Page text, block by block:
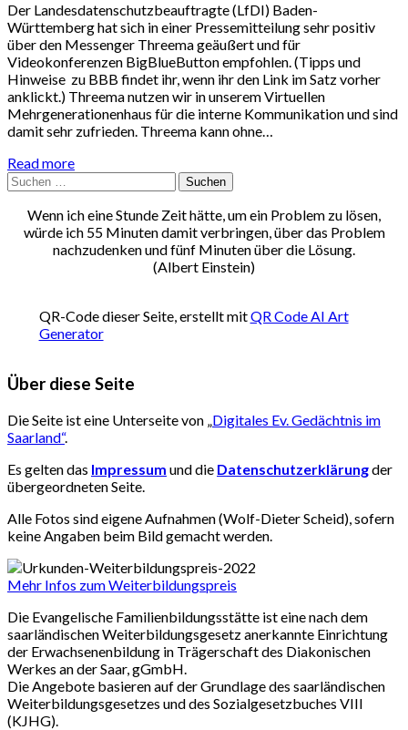
Der Landesdatenschutzbeauftragte (LfDI) Baden-
Württemberg hat sich in einer Pressemitteilung sehr positiv
über den Messenger Threema geäußert und für
Videokonferenzen BigBlueButton empfohlen. (Tipps und
Hinweise zu BBB findet ihr, wenn ihr den Link im Satz vorher
anklickt.) Threema nutzen wir in unserem Virtuellen
Mehrgenerationenhaus für die interne Kommunikation und sind
damit sehr zufrieden. Threema kann ohne…
Read more
Suchen
nach:
Wenn ich eine Stunde Zeit hätte, um ein Problem zu lösen,
würde ich 55 Minuten damit verbringen, über das Problem
nachzudenken und fünf Minuten über die Lösung.
(Albert Einstein)
QR-Code dieser Seite, erstellt mitQR Code AI Art
Generator
Über diese Seite
Die Seite ist eine Unterseite von „Digitales Ev. Gedächtnis im
Saarland“.
Es gelten das Impressum und die Datenschutzerklärungder
übergeordneten Seite.
Alle Fotos sind eigene Aufnahmen (Wolf-Dieter Scheid), sofern
keine Angaben beim Bild gemacht werden.
Mehr Infos zum Weiterbildungspreis
Die Evangelische Familienbildungsstätte ist eine nach dem
saarländischen Weiterbildungsgesetz anerkannte Einrichtung
der Erwachsenenbildung in Trägerschaft des Diakonischen
Werkes an der Saar, gGmbH.
Die Angebote basieren auf der Grundlage des saarländischen
Weiterbildungsgesetzes und des Sozialgesetzbuches VIII
(KJHG).